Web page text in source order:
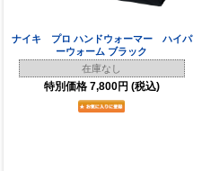
ナイキ プロ ハンドウォーマー ハイパ
ーウォーム ブラック
在庫なし
特別価格 7,800円 (税込)